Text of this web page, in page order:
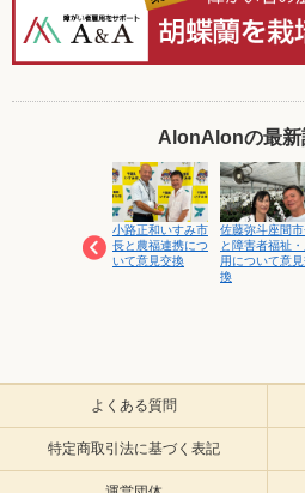
AlonAlonの最新
向上促進セミナー
にて講演します
小路正和いすみ市
長と農福連携につ
いて意見交換
佐藤弥斗座間
と障害者福祉
用について意
換
よくある質問
特定商取引法に基づく表記